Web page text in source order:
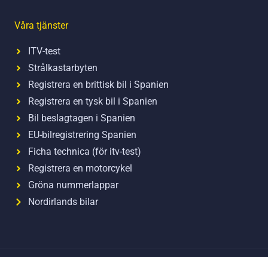
Våra tjänster
ITV-test
Strålkastarbyten
Registrera en brittisk bil i Spanien
Registrera en tysk bil i Spanien
Bil beslagtagen i Spanien
EU-bilregistrering Spanien
Ficha technica (för itv-test)
Registrera en motorcykel
Gröna nummerlappar
Nordirlands bilar